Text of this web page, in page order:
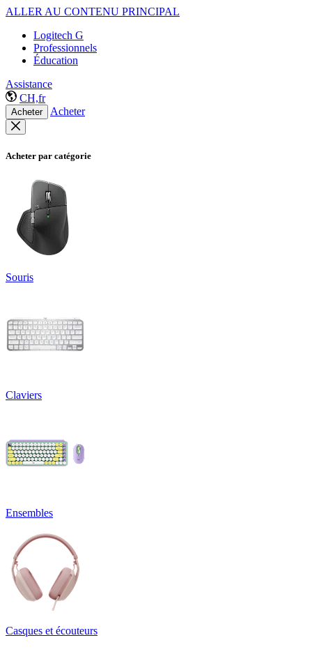
ALLER AU CONTENU PRINCIPAL
Logitech G
Professionnels
Éducation
Assistance
CH,fr
Acheter Acheter
Acheter par catégorie
Souris
Claviers
Ensembles
Casques et écouteurs